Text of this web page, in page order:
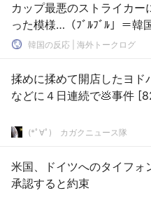
カップ最悪のストライカー
った模様…（ﾌﾞﾙﾌﾞﾙ」＝韓
韓国の反応 | 海外トークログ
揉めに揉めて開店したヨド
など
(*ﾟ∀ﾟ)ゞカガクニュース隊
米国、ドイツへのタイフォ
承認すると約束